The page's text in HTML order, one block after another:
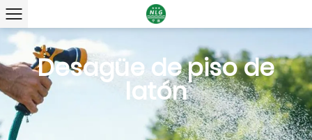
Desagüe de piso de
latón